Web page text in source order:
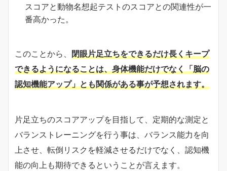
スコアと動物名想起テストのスコアとの関連性が一
番高かった。
このことから、 閉眼片足立ちをできるだけ長くキープ
できるようになることは、身体機能だけでなく「脳の
認知機能アップ」とも関係がある事が予想されます。
片足立ちのスコアアップを目指して、定期的な測定と
バランストレーニングを行う事は、バランス能力を向
上させ、転倒リスクを軽減させるだけでなく、認知機
能の向上も期待できるということが言えます。